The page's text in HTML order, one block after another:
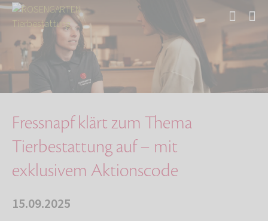
Start Über uns
Aktuelles
Fressnapf klärt zum Thema Tierbestattung auf …
Fressnapf klärt zum Thema
Tierbestattung auf – mit
exklusivem Aktionscode
15.09.2025